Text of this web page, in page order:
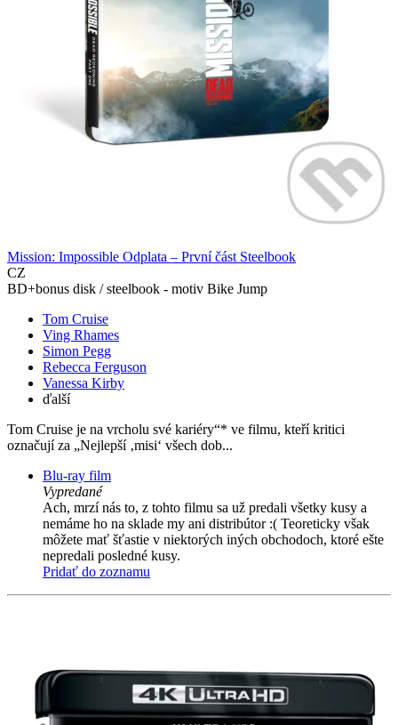
Mission: Impossible Odplata – První část Steelbook
CZ
BD+bonus disk / steelbook - motiv Bike Jump
Tom Cruise
Ving Rhames
Simon Pegg
Rebecca Ferguson
Vanessa Kirby
ďalší
Tom Cruise je na vrcholu své kariéry“* ve filmu, kteří kritici
označují za „Nejlepší ‚misi‘ všech dob...
Blu-ray film
Vypredané
Ach, mrzí nás to, z tohto filmu sa už predali všetky kusy a
nemáme ho na sklade my ani distribútor :( Teoreticky však
môžete mať šťastie v niektorých iných obchodoch, ktoré ešte
nepredali posledné kusy.
Pridať do zoznamu